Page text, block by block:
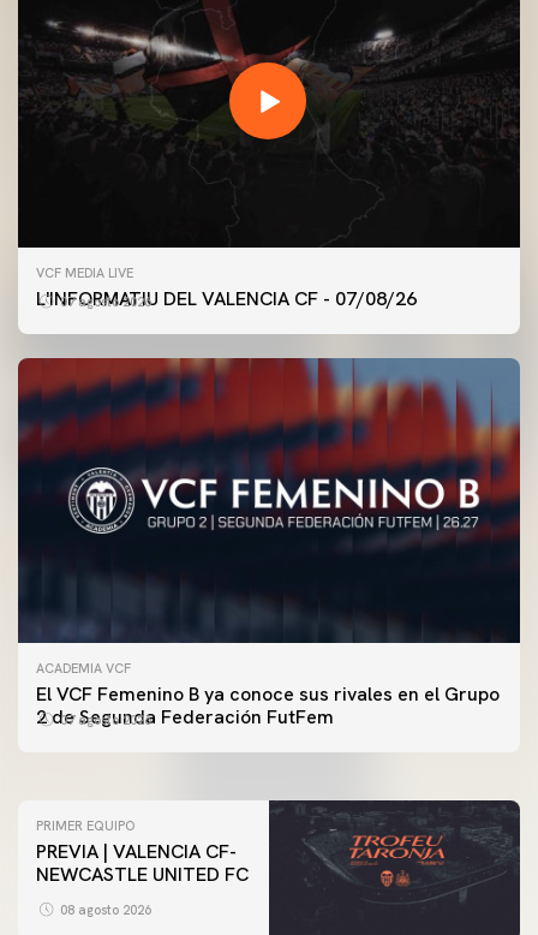
VCF MEDIA LIVE
L'INFORMATIU DEL VALENCIA CF - 07/08/26
07 agosto 2026
ACADEMIA VCF
El VCF Femenino B ya conoce sus rivales en el Grupo
2 de Segunda Federación FutFem
07 agosto 2026
PRIMER EQUIPO
ENTRENAMIENTO DEL VALENCIA CF 7/8/2026
PRIMER EQUIPO
PREVIA | VALENCIA CF-
NEWCASTLE UNITED FC
08 agosto 2026